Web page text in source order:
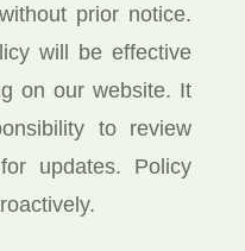
prior notice.
will be effective
on our website. It
to review
updates. Policy